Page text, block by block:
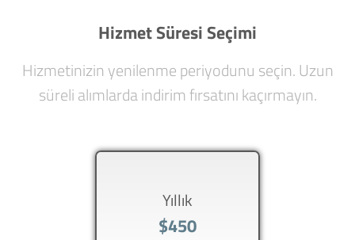
Hizmet Süresi Seçimi
Hizmetinizin yenilenme periyodunu seçin. Uzun
süreli alımlarda indirim fırsatını kaçırmayın.
Yıllık
$450